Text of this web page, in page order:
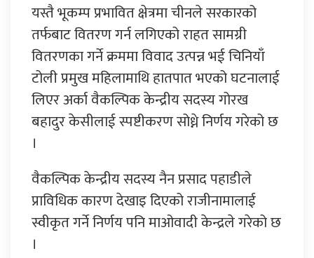
यस्तै भूकम्प प्रभावित क्षेत्रमा चीनले सरकारको
तर्फबाट वितरण गर्न लगिएको राहत सामग्री
वितरणका गर्ने क्रममा विवाद उत्पन्न भई चिनियाँ
टोली प्रमुख महिलामाथि हातपात भएको घटनालाई
लिएर अर्का वैकल्पिक केन्द्रीय सदस्य गोरख
बहादुर केसीलाई स्पष्टीकरण सोध्ने निर्णय गरेको छ
।
वैकल्पिक केन्द्रीय सदस्य नैन प्रसाद पहाडीले
प्राविधिक कारण देखाइ दिएको राजीनामालाई
स्वीकृत गर्ने निर्णय पनि माओवादी केन्द्रले गरेको छ
।